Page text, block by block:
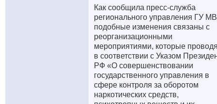
Как сообщила пресс-служба
регионального управления ГУ
подобные изменения связаны с
реорганизационными
мероприятиями, которые
в соответствии с Указом
РФ «О совершенствовании
государственного управления в
сфере контроля за оборотом
наркотических средств,